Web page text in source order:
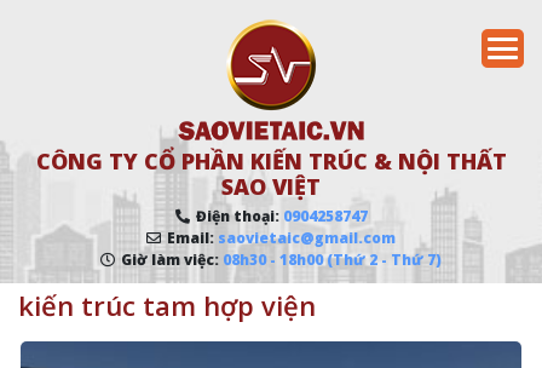
CÔNG TY CỔ PHẦN KIẾN TRÚC & NỘI THẤT
SAO VIỆT
Điện thoại: 0904258747
Email: saovietaic@gmail.com
Giờ làm việc: 08h30 - 18h00 (Thứ 2 - Thứ 7)
kiến trúc tam hợp viện